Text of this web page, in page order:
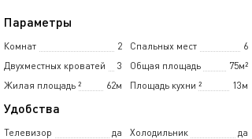
Параметры
Комнат 2 Спальных мест
6
Двухместных кроватей
3 Общая площадь
75м²
Жилая площадь
62м
² Площадь кухни 13м
²
Удобства
Телевизор да Холодильник
да